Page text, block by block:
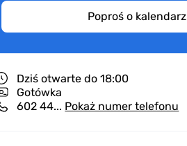
Poproś o kalendarz
Dziś otwarte do 18:00
Gotówka
602 44... Pokaż numer telefonu